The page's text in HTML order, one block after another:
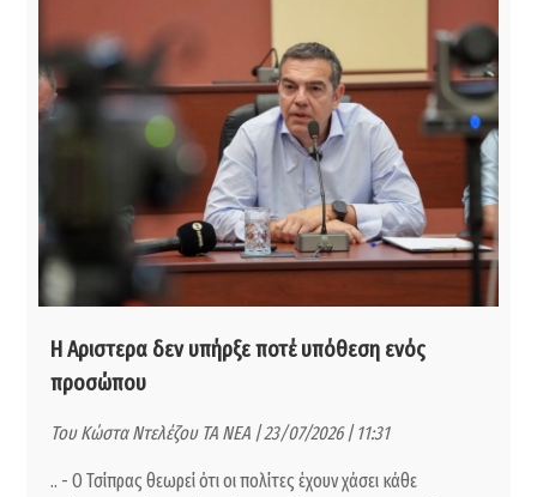
Η Αριστερα δεν υπήρξε ποτέ υπόθεση ενός
προσώπου
Του Κώστα Ντελέζου ΤΑ ΝΕΑ | 23/07/2026 | 11:31
.. - Ο Τσίπρας θεωρεί ότι οι πολίτες έχουν χάσει κάθε